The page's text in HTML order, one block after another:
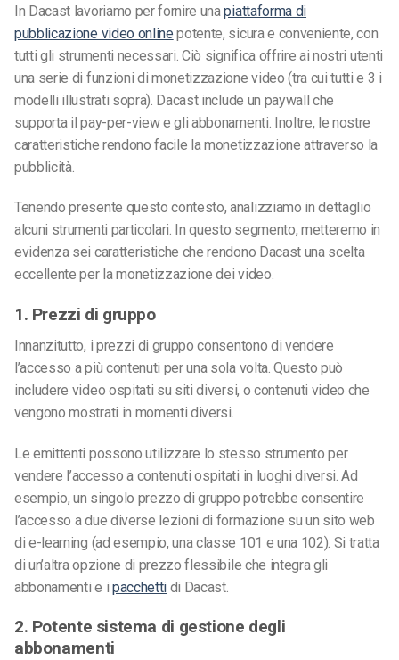
In Dacast lavoriamo per fornire unapiattaforma di
pubblicazione video online potente, sicura e conveniente, con
tutti gli strumenti necessari. Ciò significa offrire ai nostri utenti
una serie di funzioni di monetizzazione video (tra cui tutti e 3 i
modelli illustrati sopra). Dacast include un paywall che
supporta il pay-per-view e gli abbonamenti. Inoltre, le nostre
caratteristiche rendono facile la monetizzazione attraverso la
pubblicità.
Tenendo presente questo contesto, analizziamo in dettaglio
alcuni strumenti particolari. In questo segmento, metteremo in
evidenza sei caratteristiche che rendono Dacast una scelta
eccellente per la monetizzazione dei video.
1. Prezzi di gruppo
Innanzitutto, i prezzi di gruppo consentono di vendere
l’accesso a più contenuti per una sola volta. Questo può
includere video ospitati su siti diversi, o contenuti video che
vengono mostrati in momenti diversi.
Le emittenti possono utilizzare lo stesso strumento per
vendere l’accesso a contenuti ospitati in luoghi diversi. Ad
esempio, un singolo prezzo di gruppo potrebbe consentire
l’accesso a due diverse lezioni di formazione su un sito web
di e-learning (ad esempio, una classe 101 e una 102). Si tratta
di un’altra opzione di prezzo flessibile che integra gli
abbonamenti e i pacchetti di Dacast.
2. Potente sistema di gestione degli
abbonamenti